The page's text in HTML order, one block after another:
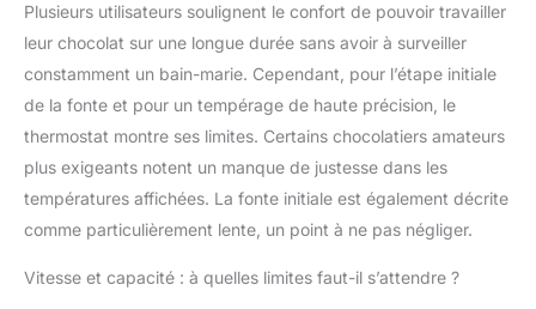
Plusieurs utilisateurs soulignent le confort de pouvoir travailler
leur chocolat sur une longue durée sans avoir à surveiller
constamment un bain-marie. Cependant, pour l’étape initiale
de la fonte et pour un tempérage de haute précision, le
thermostat montre ses limites. Certains chocolatiers amateurs
plus exigeants notent un manque de justesse dans les
températures affichées. La fonte initiale est également décrite
comme particulièrement lente, un point à ne pas négliger.
Vitesse et capacité : à quelles limites faut-il s’attendre ?